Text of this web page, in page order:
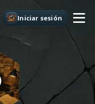
Iniciar sesión